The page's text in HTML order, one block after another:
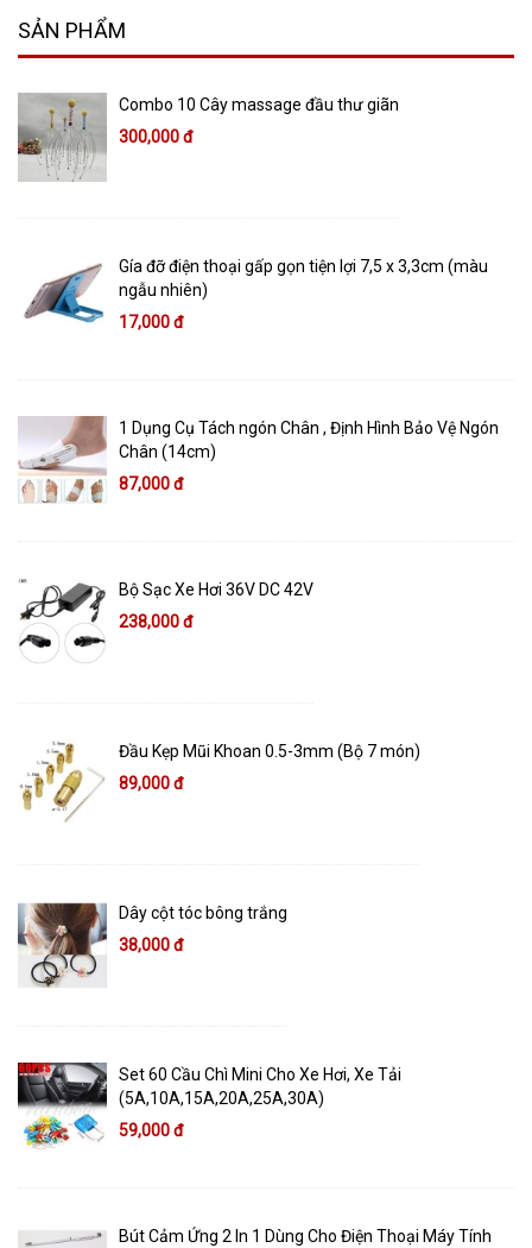
SẢN PHẨM
Combo 10 Cây massage đầu thư giãn
300,000 đ
Gía đỡ điện thoại gấp gọn tiện lợi 7,5 x 3,3cm (màu
ngẫu nhiên)
17,000 đ
1 Dụng Cụ Tách ngón Chân , Định Hình Bảo Vệ Ngón
Chân (14cm)
87,000 đ
Bộ Sạc Xe Hơi 36V DC 42V
238,000 đ
Đầu Kẹp Mũi Khoan 0.5-3mm (Bộ 7 món)
89,000 đ
Dây cột tóc bông trắng
38,000 đ
Set 60 Cầu Chì Mini Cho Xe Hơi, Xe Tải
(5A,10A,15A,20A,25A,30A)
59,000 đ
Bút Cảm Ứng 2 In 1 Dùng Cho Điện Thoại Máy Tính